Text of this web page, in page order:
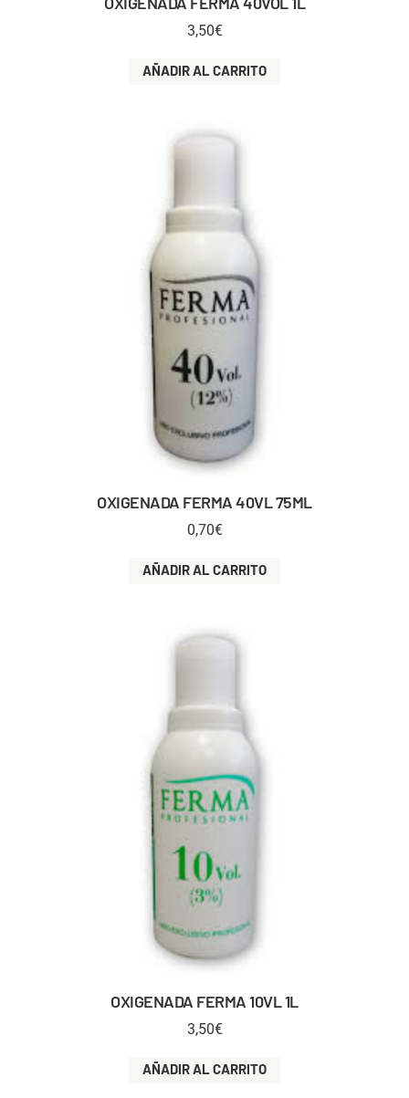
3,50€
AÑADIR AL CARRITO
OXIGENADA FERMA 40VL 75ML
0,70€
AÑADIR AL CARRITO
OXIGENADA FERMA 10VL 1L
3,50€
AÑADIR AL CARRITO